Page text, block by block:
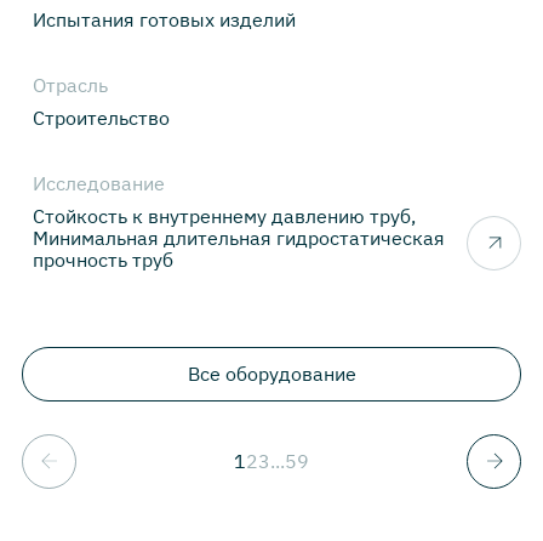
Испытания готовых изделий
Отрасль
Строительство
Исследование
Стойкость к внутреннему давлению труб,
Минимальная длительная гидростатическая
прочность труб
Все оборудование
123...59